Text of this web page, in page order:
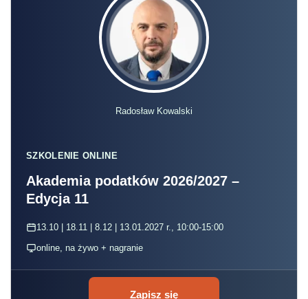
Radosław Kowalski
SZKOLENIE ONLINE
Akademia podatków 2026/2027 –
Edycja 11
13.10 | 18.11 | 8.12 | 13.01.2027 r., 10:00-15:00
online, na żywo + nagranie
Zapisz się